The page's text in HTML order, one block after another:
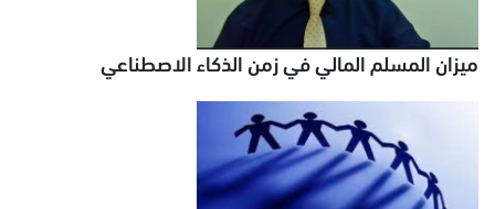
ميزان المسلم المالي في زمن الذكاء الاصطناعي